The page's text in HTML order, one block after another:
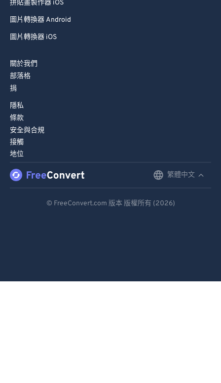
拼貼畫製作器 iOS
圖片轉換器 Android
圖片轉換器 iOS
關於我們
部落格
捐
隱私
條款
安全與合規
接觸
地位
繁體中文
© FreeConvert.com 版本 版權所有 (2026)